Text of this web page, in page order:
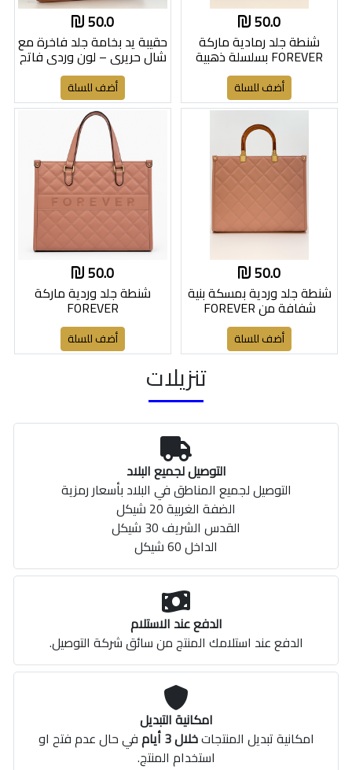
50.0
شنطة جلد رمادية ماركة
FOREVER بسلسلة ذهبية
أضف للسلة
50.0
حقيبة يد بخامة جلد فاخرة مع
شال حريري – لون وردي فاتح
أضف للسلة
50.0
شنطة جلد وردية بمسكة بنية
شفافة من FOREVER
أضف للسلة
50.0
شنطة جلد وردية ماركة
FOREVER
أضف للسلة
تنزيلات
التوصيل لجميع البلاد
التوصيل لجميع المناطق في البلاد بأسعار رمزية
الضفة الغربية 20 شيكل
القدس الشريف 30 شيكل
الداخل 60 شيكل
الدفع عند الاستلام
الدفع عند استلامك المنتج من سائق شركة التوصيل.
امكانية التبديل
امكانية تبديل المنتجاتخلال 3 أيام
في حال عدم فتح او
استخدام المنتج.